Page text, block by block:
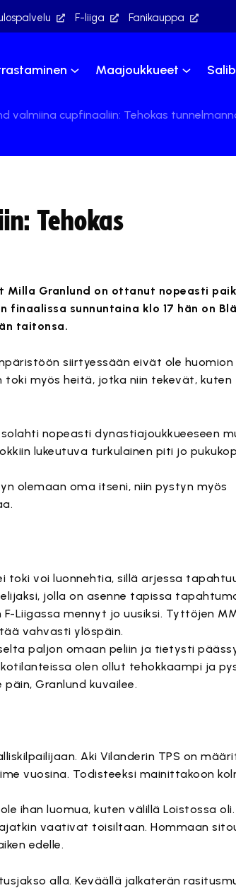
F-liiga Fanikauppa
Maajoukkueet
valmiina cupfinaaliin: Tehokas
Tehokas
Granlund on ottanut nopeasti
finaalissa sunnuntaina klo 17 hän on
taitonsa.
siirtyessään eivät ole huomion
myös heitä, jotka niin tekevät, kuten
nopeasti dynastiajoukkueeseen
lukeutuva turkulainen piti jo
olemaan oma itseni, niin pystyn myös
toki voi luonnehtia, sillä arjessa
jolla on asenne tapissa
Liigassa mennyt jo uusiksi. Tyttöjen
vahvasti ylöspäin.
paljon omaan peliin ja tietysti
olen ollut tehokkaampi ja
Granlund kuvailee.
Aki Vilanderin TPS on
vuosina. Todisteeksi mainittakoon
ihan luomua, kuten välillä Loistossa
vaativat toisiltaan. Hommaan
edelle.
alla. Keväällä jalkaterän